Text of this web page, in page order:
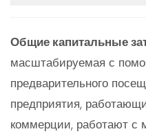
Общие капитальные
масштабируемая с
предварительного
предприятия,
коммерции, работают